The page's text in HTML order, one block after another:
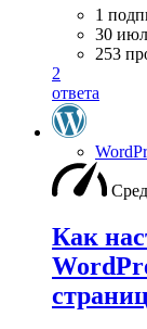
1
30
253
2
ответа
Как